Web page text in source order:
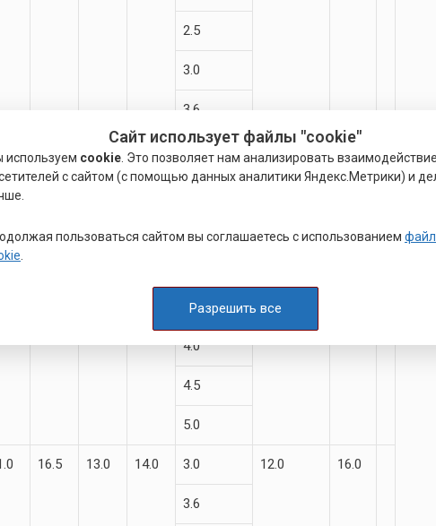
2.5
3.0
3.6
4.5
3.6
4.0
4.5
5.0
16.5 13.0 14.0 3.0 12.0 16.0
3.6
Сайт использует файлы "cookie"
используем cookie . Это позволяет нам анализировать взаимодействие
с сайтом (с помощью данных аналитики Яндекс.Метрики) и
пользоваться сайтом вы соглашаетесь с использованием
Разрешить все